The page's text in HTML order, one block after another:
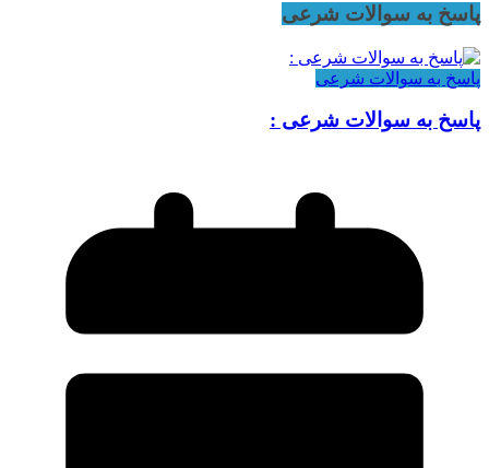
پاسخ به سوالات شرعی
پاسخ به سوالات شرعی
پاسخ به سوالات شرعی :